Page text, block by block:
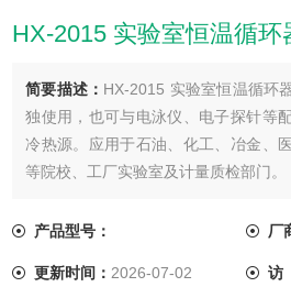
HX-2015 实验室恒温循环
简要描述： HX-2015 实验室恒温循环
独使用，也可与电泳仪、电子探针等
冷热源。应用于石油、化工、冶金、
等院校、工厂实验室及计量质检部门。
产品型号： 厂
更新时间： 2026-07-02 访